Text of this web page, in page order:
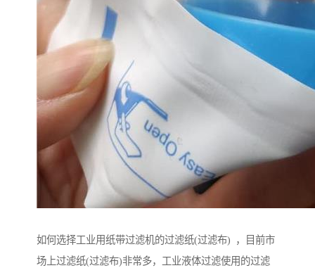
如何选择工业用纸带过滤机的过滤纸(过滤布) ，目前市
场上过滤纸(过滤布)非常多，工业液体过滤使用的过滤